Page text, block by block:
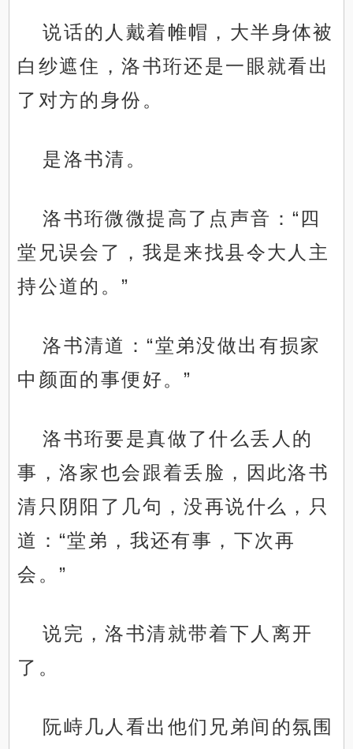
说话的人戴着帷帽，大半身体被
白纱遮住，洛书珩还是一眼就看出
了对方的身份。
是洛书清。
洛书珩微微提高了点声音：“四
堂兄误会了，我是来找县令大人主
持公道的。”
洛书清道：“堂弟没做出有损家
中颜面的事便好。”
洛书珩要是真做了什么丢人的
事，洛家也会跟着丢脸，因此洛书
清只阴阳了几句，没再说什么，只
道：“堂弟，我还有事，下次再
会。”
说完，洛书清就带着下人离开
了。
阮峙几人看出他们兄弟间的氛围